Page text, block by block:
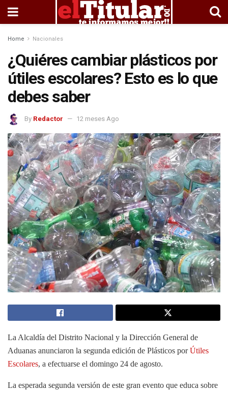
Home Nacionales
¿Quiéres cambiar plásticos por
útiles escolares? Esto es lo que
debes saber
By Redactor 12 meses Ago
La Alcaldía del Distrito Nacional y la Dirección General de
Aduanas anunciaron la segunda edición de Plásticos porÚtiles
Escolares, a efectuarse el domingo 24 de agosto.
La esperada segunda versión de este gran evento que educa sobre